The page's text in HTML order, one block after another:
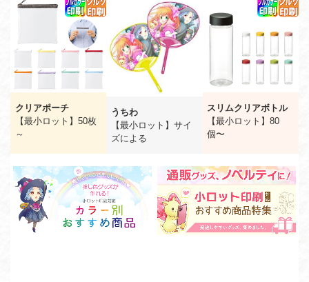
クリアポーチ
【最小ロット】50枚
～
うちわ
【最小ロット】サイ
ズによる
スリムクリアボトル
【最小ロット】80
個〜